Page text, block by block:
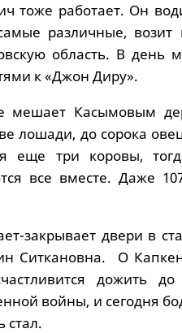
тоже работает. Он
различные, возит
область. В день
к «Джон Диру».
мешает Касымовым
лошади, до сорока
еще три коровы,
все вместе. Даже
закрывает двери в
Ситкановна. О
дожить
войны, и сегодня
стал.